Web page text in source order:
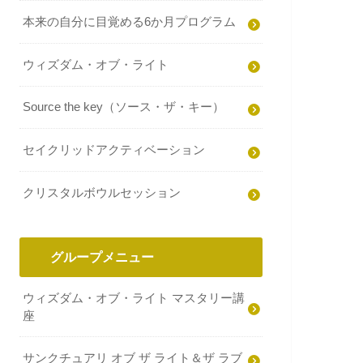
本来の自分に目覚める6か月プログラム
ウィズダム・オブ・ライト
Source the key（ソース・ザ・キー）
セイクリッドアクティベーション
クリスタルボウルセッション
グループメニュー
ウィズダム・オブ・ライト マスタリー講
座
サンクチュアリ オブ ザ ライト＆ザ ラブ